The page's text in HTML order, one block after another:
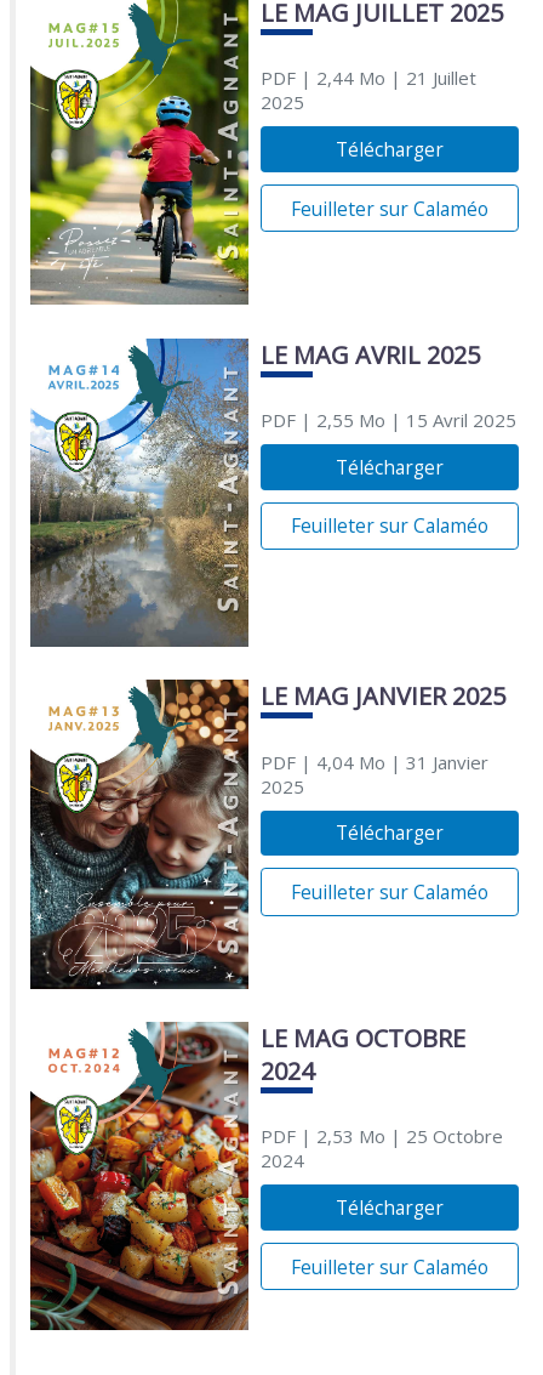
LE MAG JUILLET 2025
PDF| 2,44 Mo | 21 Juillet
2025
Télécharger
Feuilleter sur Calaméo
LE MAG AVRIL 2025
PDF| 2,55 Mo | 15 Avril 2025
Télécharger
Feuilleter sur Calaméo
LE MAG JANVIER 2025
PDF| 4,04 Mo | 31 Janvier
2025
Télécharger
Feuilleter sur Calaméo
LE MAG OCTOBRE
2024
PDF| 2,53 Mo | 25 Octobre
2024
Télécharger
Feuilleter sur Calaméo